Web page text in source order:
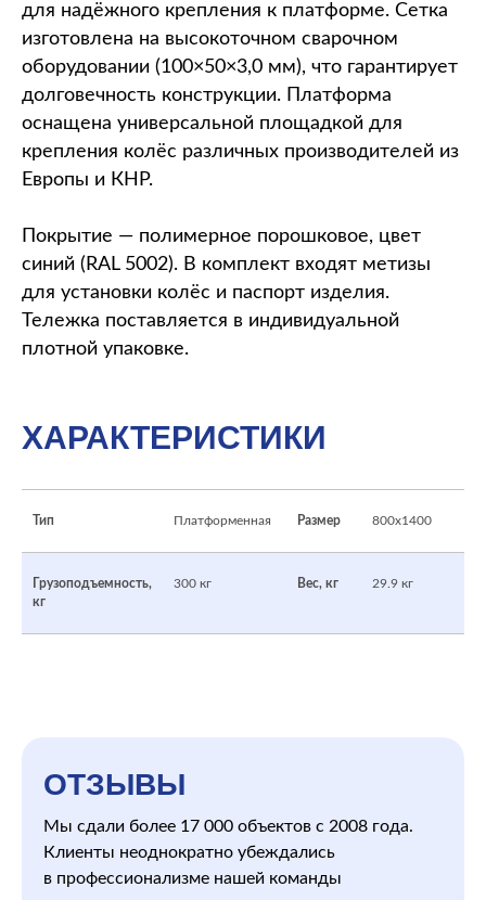
для надёжного крепления к платформе. Сетка
изготовлена на высокоточном сварочном
оборудовании (100×50×3,0 мм), что гарантирует
долговечность конструкции. Платформа
оснащена универсальной площадкой для
крепления колёс различных производителей из
Европы и КНР.
Покрытие — полимерное порошковое, цвет
синий (RAL 5002). В комплект входят метизы
для установки колёс и паспорт изделия.
Тележка поставляется в индивидуальной
плотной упаковке.
ХАРАКТЕРИСТИКИ
Тип Платформенная Размер 800х1400
Грузоподъемность,
кг
300 кг Вес, кг 29.9 кг
ОТЗЫВЫ
Мы сдали более 17 000 объектов с 2008 года.
Клиенты неоднократно убеждались
в профессионализме нашей команды